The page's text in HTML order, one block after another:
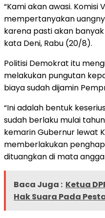
“Kami akan awasi. Komisi
mempertanyakan
karena pasti akan
kata Deni, Rabu (20/8).
Politisi Demokrat itu
melakukan pungutan
biaya sudah dijamin
“Ini adalah bentuk
sudah berlaku mulai
kemarin Gubernur lewat
memberlakukan
dituangkan di mata
Baca Juga : Ketua
Hak Suara Pada